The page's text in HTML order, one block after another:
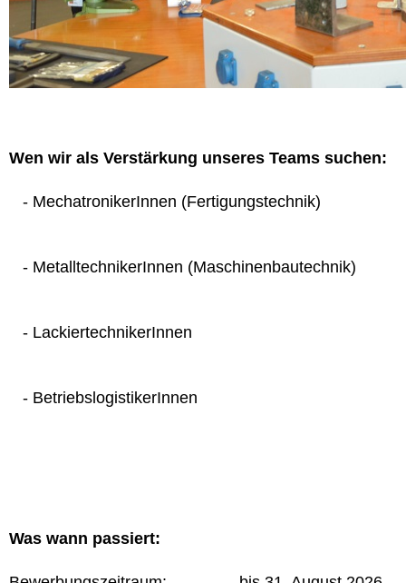
Wen wir als Verstärkung unseres Teams suchen:
- MechatronikerInnen (Fertigungstechnik)
- MetalltechnikerInnen (Maschinenbautechnik)
- LackiertechnikerInnen
- BetriebslogistikerInnen
Was wann passiert: